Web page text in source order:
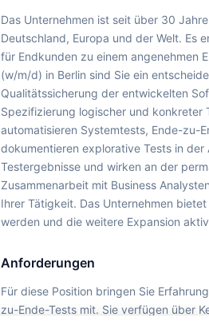
Das Unternehmen ist seit über 30
Deutschland, Europa und der Welt. Es
für Endkunden zu einem angenehmen
(w/m/d) in Berlin sind Sie ein
Qualitätssicherung der entwickelten
Spezifizierung logischer und konkreter
automatisieren Systemtests, Ende-zu-
dokumentieren explorative Tests in
Testergebnisse und wirken an der
Zusammenarbeit mit Business
Ihrer Tätigkeit. Das Unternehmen
werden und die weitere Expansion
Anforderungen
Für diese Position bringen Sie
zu-Ende-Tests mit. Sie verfügen über